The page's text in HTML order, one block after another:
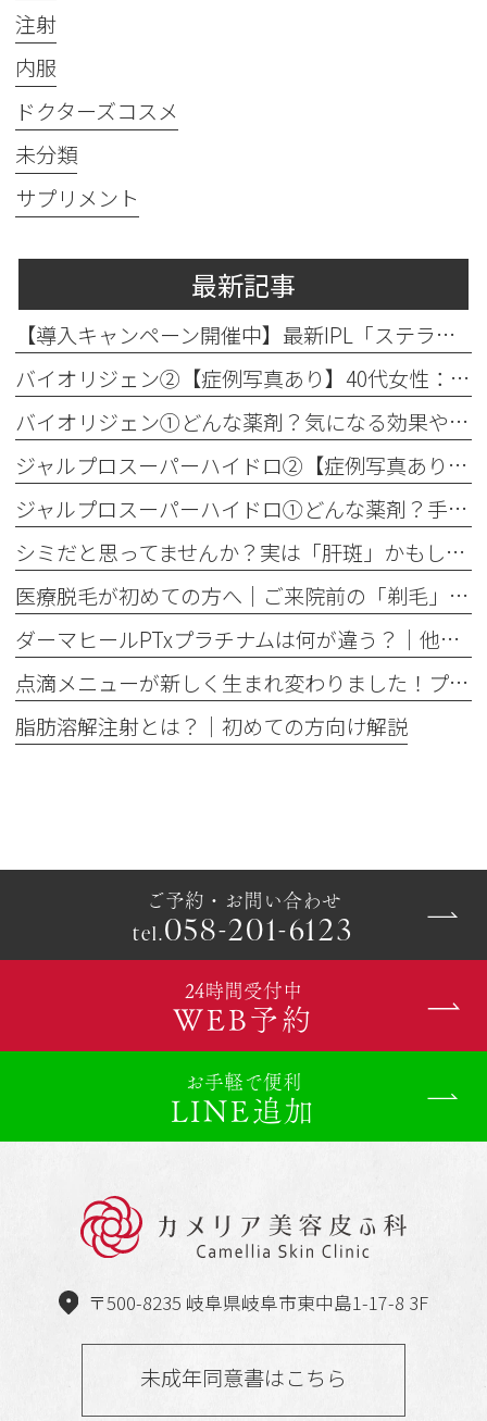
注射
内服
ドクターズコスメ
未分類
サプリメント
最新記事
【導入キャンペーン開催中】最新IPL「ステラM22」で透明感のある素肌へ
バイオリジェン②【症例写真あり】40代女性：目元の小じわ改善
バイオリジェン①どんな薬剤？気になる効果やダウンタイムについて解説
ジャルプロスーパーハイドロ②【症例写真あり】50代女性：ほうれい線・口横たるみ改善【手打ち注射】
ジャルプロスーパーハイドロ①どんな薬剤？手打ちとハイコックスの違いも解説
シミだと思ってませんか？実は「肝斑」かもしれません
医療脱毛が初めての方へ│ご来院前の「剃毛」がとても大切な理由
ダーマヒールPTxプラチナムは何が違う？│他の肌育製剤との違いを解説
点滴メニューが新しく生まれ変わりました！プレミアム美容点滴・プレミアム疲労回復点滴がスタート
脂肪溶解注射とは？｜初めての方向け解説
ご予約・お問い合わせ
tel.058-201-6123
24時間受付中
WEB予約
お手軽で便利
LINE追加
〒500-8235 岐阜県岐阜市東中島1-17-8 3F
未成年同意書はこちら